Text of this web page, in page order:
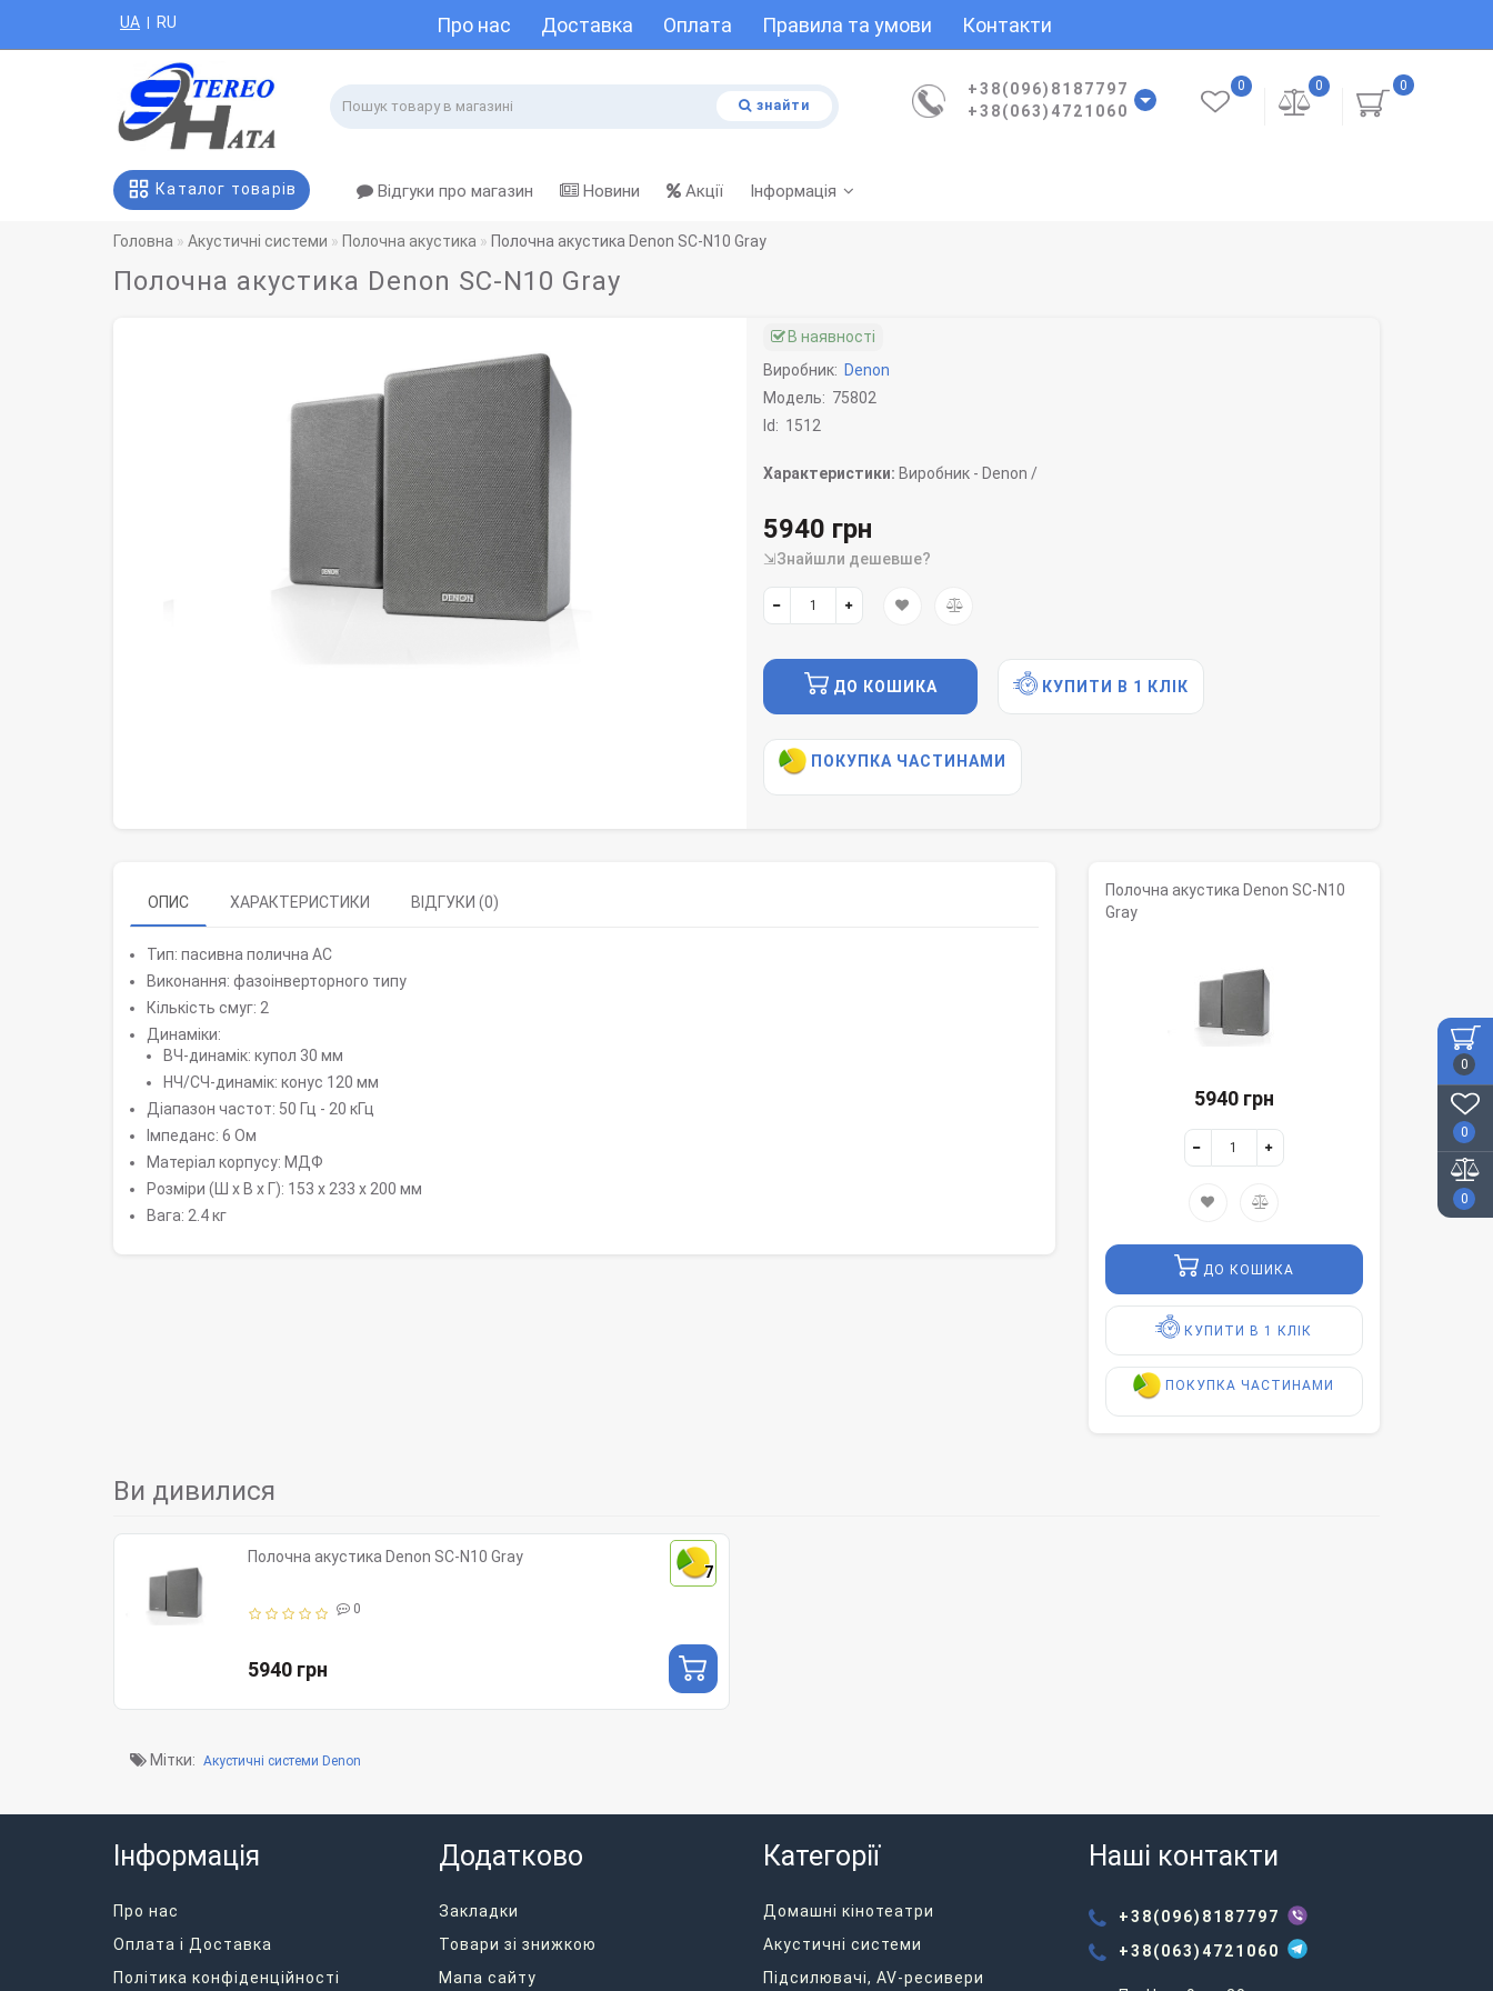
0
0
0
Про нас Доставка Оплата Правила та умови Контакти
UA | RU
знайти
+38(096)8187797
+38(063)4721060
0
0
0
Каталог товарів Відгуки про магазин Новини Акції Інформація
Головна Акустичні системи Полочна акустика Полочна акустика Denon SC-N10 Gray
Полочна акустика Denon SC-N10 Gray
В наявності
Виробник: Denon
Модель: 75802
Id: 1512
Характеристики: Виробник - Denon /
5940 грн
⇲Знайшли дешевше?
ДО КОШИКА КУПИТИ В 1 КЛІК
ПОКУПКА ЧАСТИНАМИ
ОПИС ХАРАКТЕРИСТИКИ ВІДГУКИ (0)
Тип: пасивна полична АС
Виконання: фазоінверторного типу
Кількість смуг: 2
Динаміки:
ВЧ-динамік: купол 30 мм
НЧ/СЧ-динамік: конус 120 мм
Діапазон частот: 50 Гц - 20 кГц
Імпеданс: 6 Ом
Матеріал корпусу: МДФ
Розміри (Ш x В x Г): 153 x 233 x 200 мм
Вага: 2.4 кг
Полочна акустика Denon SC-N10
Gray
5940 грн
ДО КОШИКА
КУПИТИ В 1 КЛІК
ПОКУПКА ЧАСТИНАМИ
Ви дивилися
7
Полочна акустика Denon SC-N10 Gray
0
5940 грн
Мітки: Акустичні системи Denon
Інформація
Про нас
Оплата і Доставка
Політика конфіденційності
Додатково
Закладки
Товари зі знижкою
Мапа сайту
Категорії
Домашні кінотеатри
Акустичні системи
Підсилювачі, AV-ресивери
Наші контакти
+38(096)8187797
+38(063)4721060